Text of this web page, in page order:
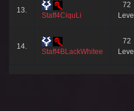
13.
Staff4CiquLi
72
Level
14.
Staff4BLackWhitee
72
Level